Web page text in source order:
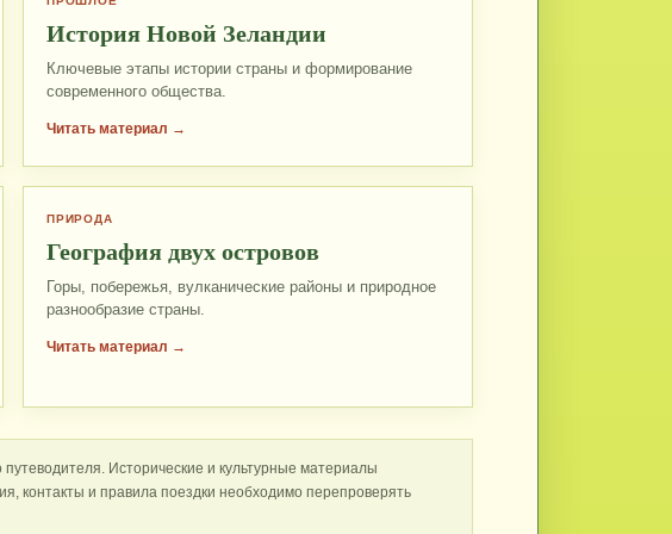
История Новой Зеландии
Ключевые этапы истории страны и формирование
современного общества.
Читать материал →
ПРИРОДА
География двух островов
Горы, побережья, вулканические районы и природное
разнообразие страны.
Читать материал →
Исторические и культурные материалы
контакты и правила поездки необходимо перепроверять